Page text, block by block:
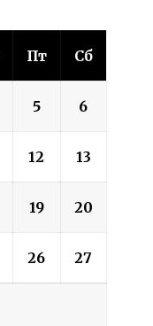
Пт Сб
5 6
12 13
19 20
26 27